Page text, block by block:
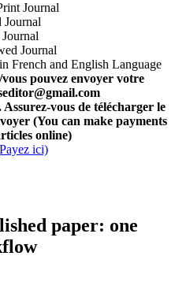
Journal
Journal
Journal
French and English Language
pouvez envoyer votre
vous de télécharger le
(You can make payments
online)
ici)
paper: one